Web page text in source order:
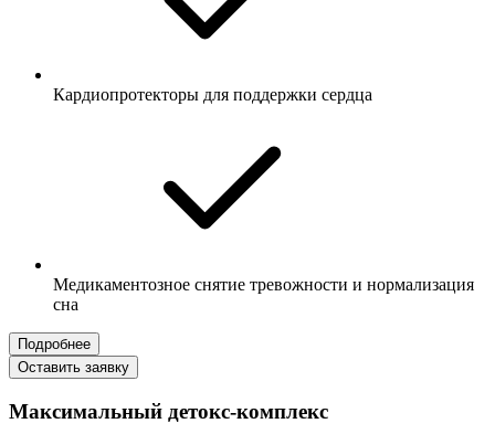
Кардиопротекторы для поддержки сердца
Медикаментозное снятие тревожности и нормализация
сна
Подробнее
Оставить заявку
Максимальный детокс-комплекс